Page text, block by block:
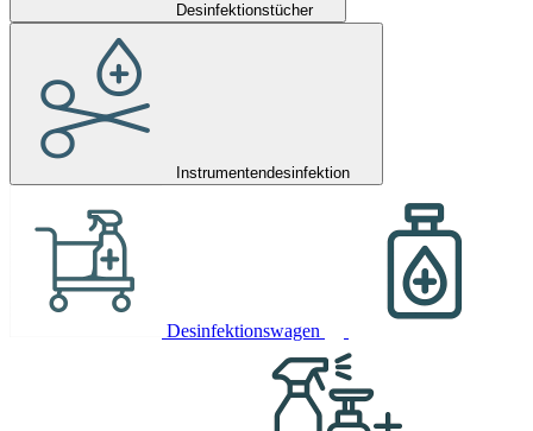
Desinfektionstücher
Instrumentendesinfektion
Desinfektionswagen